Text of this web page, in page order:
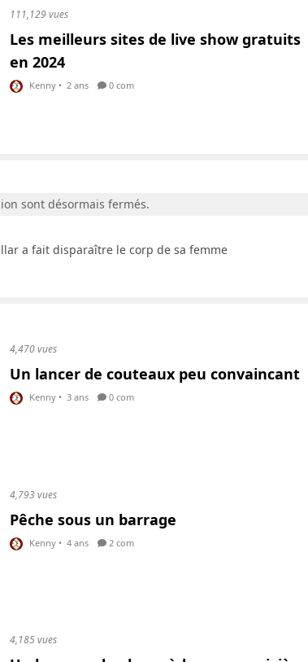
111,129 vues
Les meilleurs sites de live show gratuits
en 2024
Kenny • 2 ans 0 com
sont désormais fermés.
a fait disparaître le corp de sa femme
4,470 vues
Un lancer de couteaux peu convaincant
Kenny • 3 ans 0 com
4,793 vues
Pêche sous un barrage
Kenny • 4 ans 2 com
4,185 vues